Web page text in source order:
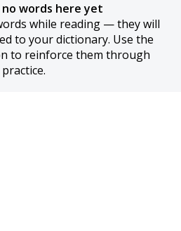
words here yet
while reading — they will
to your dictionary. Use the
to reinforce them through
practice.